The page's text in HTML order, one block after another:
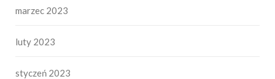
marzec 2023
luty 2023
styczeń 2023